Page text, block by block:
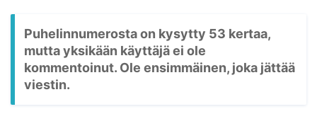
Puhelinnumerosta on kysytty 53 kertaa,
mutta yksikään käyttäjä ei ole
kommentoinut. Ole ensimmäinen, joka jättää
viestin.